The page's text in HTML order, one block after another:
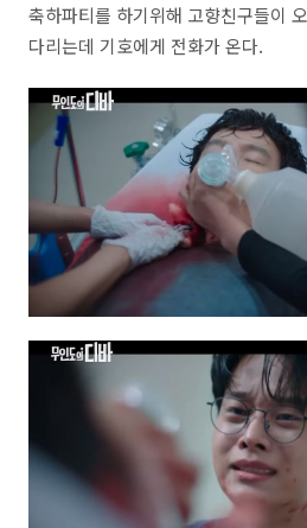
축하파티를 하기위해 고향친구들이
다리는데 기호에게 전화가 온다.